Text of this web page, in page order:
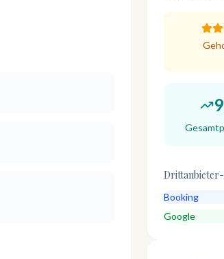
Booking
Google